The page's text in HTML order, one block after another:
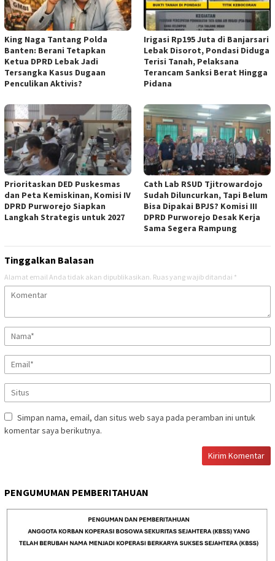
‎King Naga Tantang Polda
Banten: Berani Tetapkan
Ketua DPRD Lebak Jadi
Tersangka Kasus Dugaan
Penculikan Aktivis? ‎
Irigasi Rp195 Juta di Banjarsari
Lebak Disorot, Pondasi Diduga
Terisi Tanah, Pelaksana
Terancam Sanksi Berat Hingga
Pidana
‎Prioritaskan DED Puskesmas
dan Peta Kemiskinan, Komisi IV
DPRD Purworejo Siapkan
Langkah Strategis untuk 2027 ‎
‎Cath Lab RSUD Tjitrowardojo
Sudah Diluncurkan, Tapi Belum
Bisa Dipakai BPJS? Komisi III
DPRD Purworejo Desak Kerja
Sama Segera Rampung
Tinggalkan Balasan
Alamat email Anda tidak akan dipublikasikan. Ruas yang wajib ditandai *
Simpan nama, email, dan situs web saya pada peramban ini untuk
komentar saya berikutnya.
PENGUMUMAN PEMBERITAHUAN